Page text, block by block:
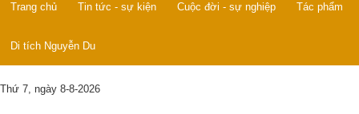
Trang chủ Tin tức - sự kiện Cuộc đời - sự nghiệp Tác phẩm
Di tích Nguyễn Du
Thứ 7, ngày 8-8-2026